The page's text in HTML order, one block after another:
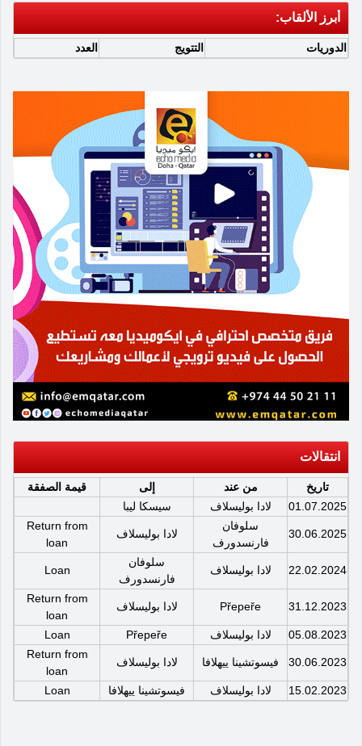
أبرز الألقاب:
الدوريات التتويج العدد
انتقالات
تاريخ من عند إلى
قيمة الصفقة
01.07.2025
لادا بوليسلاف سيسكا ليبا
30.06.2025
سلوفان
فارنسدورف
لادا بوليسلاف
Return from
loan
22.02.2024 لادا بوليسلاف
سلوفان
فارنسدورف
Loan
31.12.2023
Přepeře لادا بوليسلاف
Return from
loan
05.08.2023
لادا بوليسلاف Přepeře
Loan
30.06.2023 فيسوتشينا ييهلافا لادا بوليسلاف
Return from
loan
15.02.2023
لادا بوليسلاف فيسوتشينا ييهلافا Loan